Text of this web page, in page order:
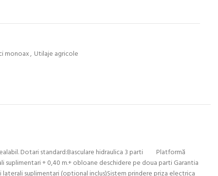
monoax, Utilaje agricole
Dotari standard:Basculare hidraulica 3 parti Platformă
+ 0,40 m.+ obloane deschidere pe doua parti Garantia
suplimentari (optional inclus)Sistem prindere priza electrica